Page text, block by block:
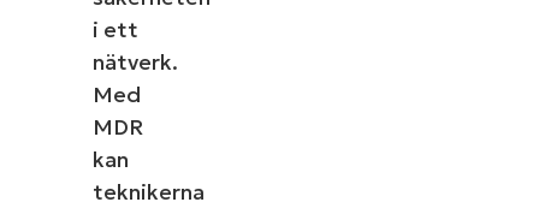
i ett
nätverk.
Med
MDR
kan
teknikerna